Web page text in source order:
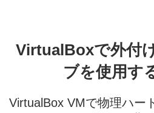
VirtualBoxで外付
ブを使用す
VirtualBox VMで物理ハー